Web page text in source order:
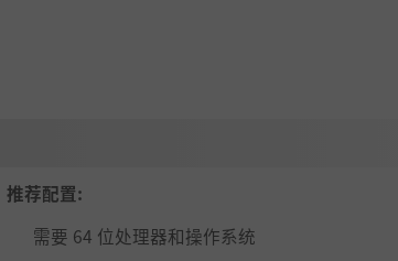
推荐配置:
需要 64 位处理器和操作系统